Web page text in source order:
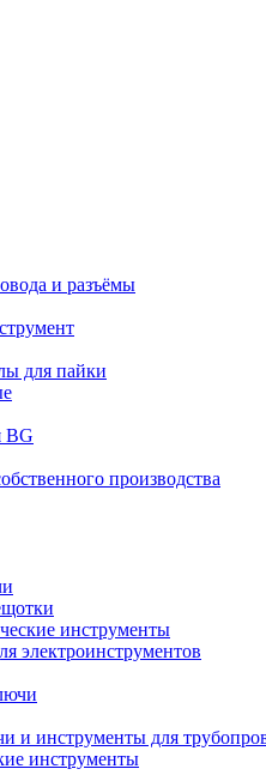
и разъёмы
для пайки
BG
производства
инструменты
электроинструментов
и инструменты для
инструменты